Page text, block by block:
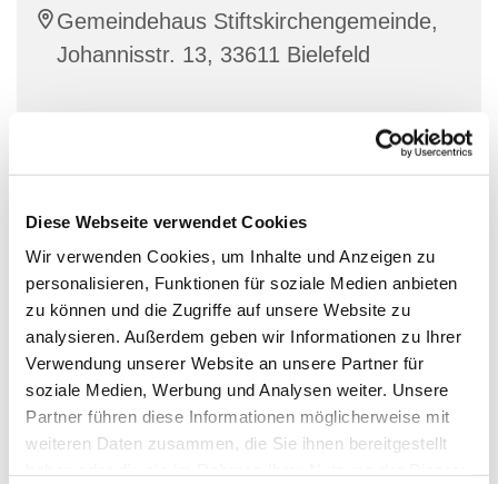
Diese Webseite verwendet Cookies
Wir verwenden Cookies, um Inhalte und Anzeigen zu
personalisieren, Funktionen für soziale Medien anbieten
zu können und die Zugriffe auf unsere Website zu
analysieren. Außerdem geben wir Informationen zu Ihrer
Verwendung unserer Website an unsere Partner für
soziale Medien, Werbung und Analysen weiter. Unsere
Partner führen diese Informationen möglicherweise mit
weiteren Daten zusammen, die Sie ihnen bereitgestellt
Gemeindehaus Stiftskirchengemeinde,
Johannisstr. 13, 33611 Bielefeld